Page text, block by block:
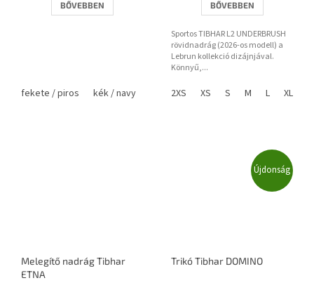
BŐVEBBEN
fekete / piros kék / navy
BŐVEBBEN
Sportos TIBHAR L2 UNDERBRUSH
rövidnadrág (2026-os modell) a
Lebrun kollekció dizájnjával.
Könnyű,...
2XS XS S M L XL
Melegítő nadrág Tibhar
ETNA
Újdonság
Trikó Tibhar DOMINO